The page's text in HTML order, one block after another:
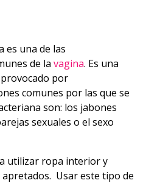
es una de las
de la vagina. Es una
por
comunes por las que se
son: los jabones
sexuales o el sexo
utilizar ropa interior y
Usar este tipo de